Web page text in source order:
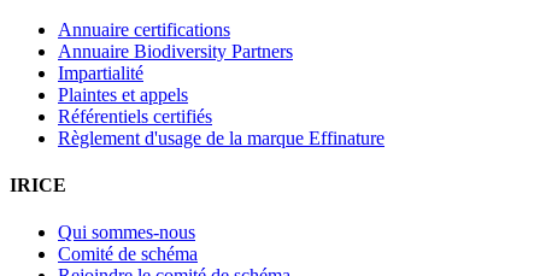
Annuaire certifications
Annuaire Biodiversity Partners
Impartialité
Plaintes et appels
Référentiels certifiés
Règlement d'usage de la marque Effinature
IRICE
Qui sommes-nous
Comité de schéma